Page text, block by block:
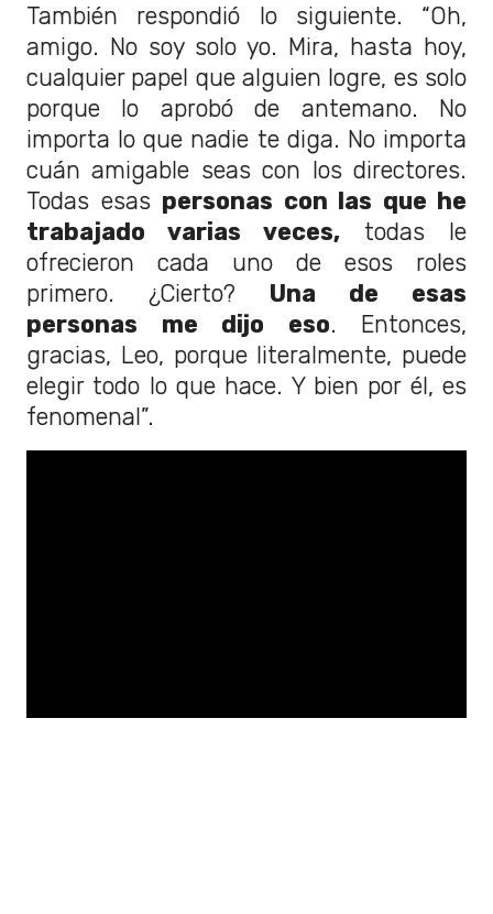
También respondió lo siguiente. “Oh,
amigo. No soy solo yo. Mira, hasta hoy,
cualquier papel que alguien logre, es solo
porque lo aprobó de antemano. No
importa lo que nadie te diga. No importa
cuán amigable seas con los directores.
Todas esas personas con las que he
trabajado varias veces, todas le
ofrecieron cada uno de esos roles
primero. ¿Cierto? Una de esas
personas me dijo eso. Entonces,
gracias, Leo, porque literalmente, puede
elegir todo lo que hace. Y bien por él, es
fenomenal”.